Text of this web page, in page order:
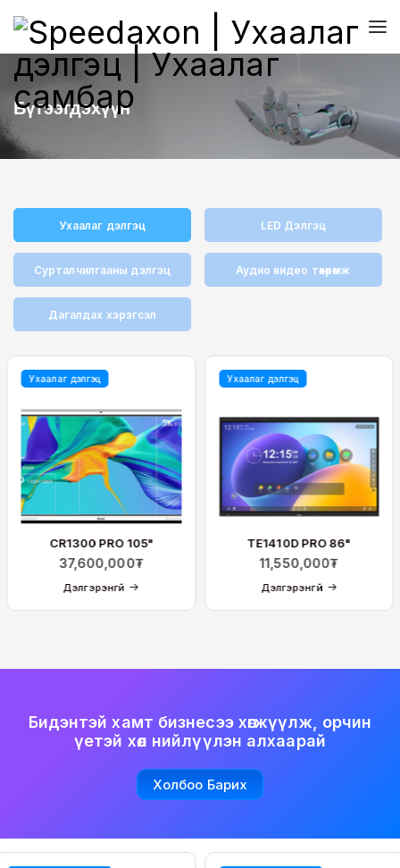
Бүтээгдэхүүн
Ухаалаг дэлгэц LED Дэлгэц
Сурталчилгааны дэлгэц Аудио видео төхөөрөмж
Дагалдах хэрэгсэл
Ухаалаг дэлгэц
CR1300 PRO 105"
37,600,000₮
Дэлгэрэнгүй
Ухаалаг дэлгэц
TE1410D PRO 86"
11,550,000₮
Дэлгэрэнгүй
Бидэнтэй хамт бизнесээ хөгжүүлж, орчин
үетэй хөл нийлүүлэн алхаарай
Холбоо Барих